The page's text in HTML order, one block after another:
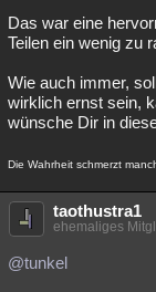
Das war eine
Teilen ein wenig zu
Wie auch immer,
wirklich ernst sein,
wünsche Dir in
Die Wahrheit schmerzt
taothustra1
ehemaliges
@tunkel